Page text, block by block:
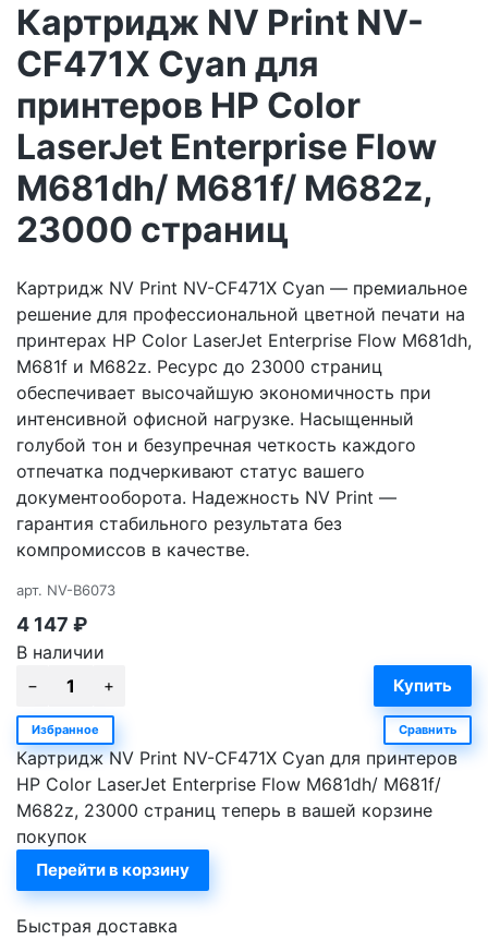
Картридж NV Print NV-
CF471X Cyan для
принтеров HP Color
LaserJet Enterprise Flow
M681dh/ M681f/ M682z,
23000 страниц
Картридж NV Print NV-CF471X Cyan — премиальное
решение для профессиональной цветной печати на
принтерах HP Color LaserJet Enterprise Flow M681dh,
M681f и M682z. Ресурс до 23000 страниц
обеспечивает высочайшую экономичность при
интенсивной офисной нагрузке. Насыщенный
голубой тон и безупречная четкость каждого
отпечатка подчеркивают статус вашего
документооборота. Надежность NV Print —
гарантия стабильного результата без
компромиссов в качестве.
арт. NV-B6073
4 147 ₽
В наличии
Избранное Сравнить
Картридж NV Print NV-CF471X Cyan для принтеров
HP Color LaserJet Enterprise Flow M681dh/ M681f/
M682z, 23000 страниц теперь в вашей корзине
покупок
Перейти в корзину
Быстрая доставка